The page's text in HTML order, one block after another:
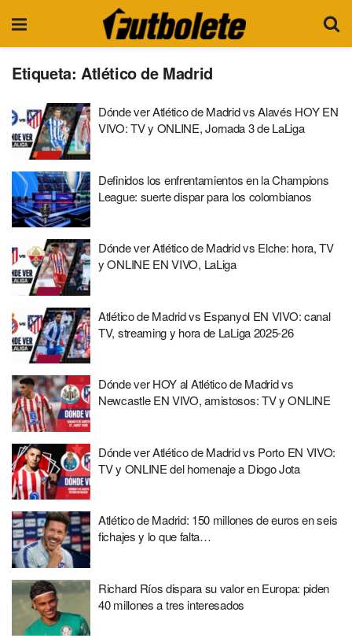
Etiqueta: Atlético de Madrid
Dónde ver Atlético de Madrid vs Alavés HOY EN
VIVO: TV y ONLINE, Jornada 3 de LaLiga
Definidos los enfrentamientos en la Champions
League: suerte dispar para los colombianos
Dónde ver Atlético de Madrid vs Elche: hora, TV
y ONLINE EN VIVO, LaLiga
Atlético de Madrid vs Espanyol EN VIVO: canal
TV, streaming y hora de LaLiga 2025-26
Dónde ver HOY al Atlético de Madrid vs
Newcastle EN VIVO, amistosos: TV y ONLINE
Dónde ver Atlético de Madrid vs Porto EN VIVO:
TV y ONLINE del homenaje a Diogo Jota
Atlético de Madrid: 150 millones de euros en seis
fichajes y lo que falta…
Richard Ríos dispara su valor en Europa: piden
40 millones a tres interesados